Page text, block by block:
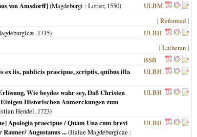
von Amsdorff](Magdeburgi : Lotter, 1550) ULBM
[Reformed ]
, 1715) ULBH
[Lutheran ]
BSB
ex iis, publicis præcipue, scriptis, quibus illa
ULBH
Wie beydes wahr sey, Daß Christen
Historischen Anmerckungen zum
Hendel, 1723)
ULBH
Apologia praecipue / Quam Una cum brevi
Augustanus ...(Halae Magdeburgicae :
ULBH